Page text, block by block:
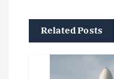
Related Posts